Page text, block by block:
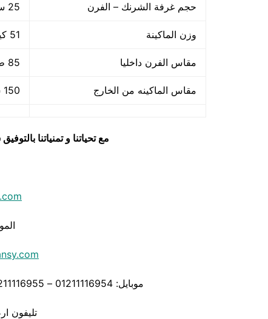
حجم غرفة الشرنك – الفرن 25 سم × 45 سم × 80 سم
وزن الماكينة 51 كيلو جرام
مقاس الفرن داخليا 85 طول × 50 سم × عرض × 35 سم ارتفاع
مقاس الماكينه من الخارج 150 سم طول × 65 سم عرض × 120 سم ارتفاع
مع تحياتنا و تمنياتنا
موبايل: 01211116954 – 01211116955 – 01211116956 – – 01211116958
تليفون ارضي